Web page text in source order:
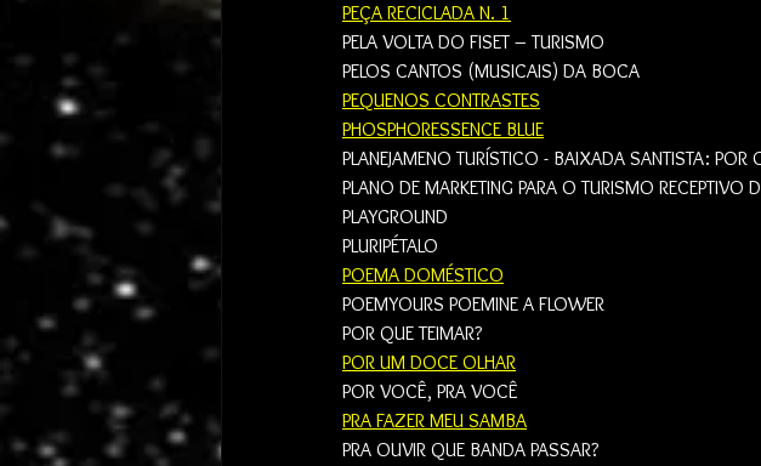
PEÇA RECICLADA N. 1
PELA VOLTA DO FISET – TURISMO
PELOS CANTOS (MUSICAIS) DA BOCA
PEQUENOS CONTRASTES
PHOSPHORESSENCE BLUE
PLANEJAMENO TURÍSTICO - BAIXADA SANTISTA: POR
PLANO DE MARKETING PARA O TURISMO RECEPTIVO
PLAYGROUND
PLURIPÉTALO
POEMA DOMÉSTICO
POEMYOURS POEMINE A FLOWER
POR QUE TEIMAR?
POR UM DOCE OLHAR
POR VOCÊ, PRA VOCÊ
PRA FAZER MEU SAMBA
PRA OUVIR QUE BANDA PASSAR?